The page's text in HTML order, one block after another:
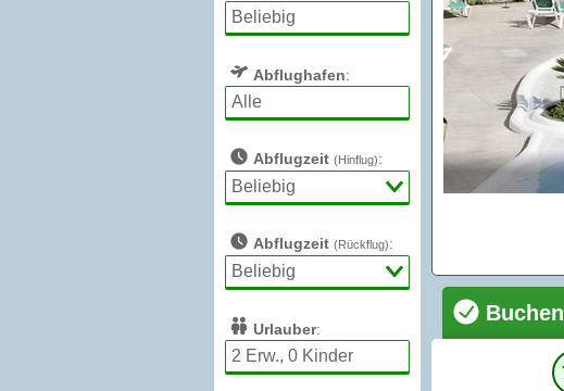
Abflughafen:
Abflugzeit (Hinflug):
Abflugzeit (Rückflug):
Urlauber:
Buchen